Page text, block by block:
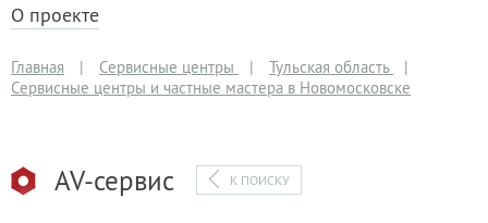
О проекте
Главная | Сервисные центры | Тульская область
|
Сервисные центры и частные мастера в Новомосковске
AV-сервис К ПОИСКУ